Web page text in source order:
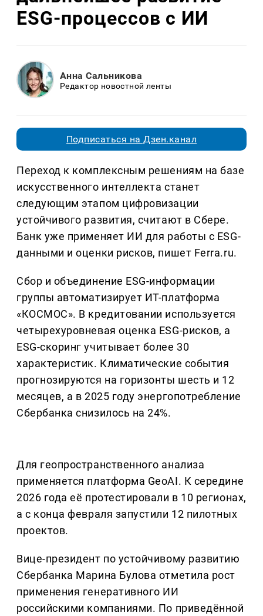
ESG-процессов с ИИ
Анна Сальникова
Редактор новостной ленты
Подписаться на Дзен.канал
Переход к комплексным решениям на базе
искусственного интеллекта станет
следующим этапом цифровизации
устойчивого развития, считают в Сбере.
Банк уже применяет ИИ для работы с ESG-
данными и оценки рисков, пишет Ferra.ru.
Сбор и объединение ESG-информации
группы автоматизирует ИТ-платформа
«КОСМОС». В кредитовании используется
четырехуровневая оценка ESG-рисков, а
ESG-скоринг учитывает более 30
характеристик. Климатические события
прогнозируются на горизонты шесть и 12
месяцев, а в 2025 году энергопотребление
Сбербанка снизилось на 24%.
Для геопространственного анализа
применяется платформа GeoAI. К середине
2026 года её протестировали в 10 регионах,
а с конца февраля запустили 12 пилотных
проектов.
Вице-президент по устойчивому развитию
Сбербанка Марина Булова отметила рост
применения генеративного ИИ
российскими компаниями. По приведённой